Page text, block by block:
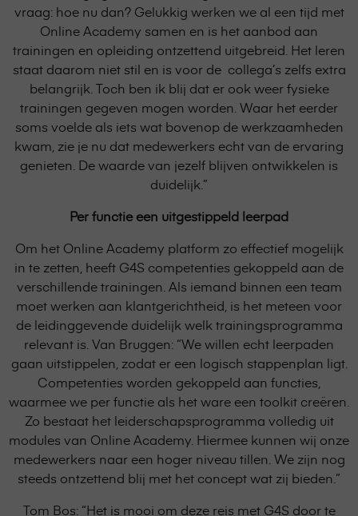
vraag: hoe nu dan? Gelukkig werken we al een tijd met
Online Academy samen en is het aanbod aan
trainingen en opleiding ontzettend uitgebreid. Het leren
staat daarom niet stil en is voor de collega’s zelfs extra
belangrijk. Toch ben ik blij dat er ook weer fysieke
trainingen gegeven mogen worden. Waar het eerder
soms voelde als iets wat bovenop de werkzaamheden
kwam, zie je nu dat medewerkers echt van de ervaring
genieten. De waarde van jezelf blijven ontwikkelen is
duidelijk.”
Per functie een uitgestippeld leerpad
Om het Online Academy platform zo effectief mogelijk
in te zetten, heeft G4S competenties gekoppeld aan de
verschillende trainingen. Als iemand binnen een team
moet werken aan klantgerichtheid, is het meteen voor
de leidinggevende duidelijk welk trainingsprogramma
relevant is. Van Bruggen: “We willen echt leerpaden
gaan uitstippelen, zodat er een logisch stappenplan ligt.
Competenties worden gekoppeld aan functies,
waarmee we per functie als het ware een toolkit creëren.
Zo bestaat het leiderschapsprogramma volledig uit
modules van Online Academy. Hiermee kunnen wij onze
medewerkers naar een hoger niveau tillen. We zijn nog
steeds ontzettend blij met het concept wat zij bieden.”
Tom Bos: “Het is mooi om deze reis met G4S door te